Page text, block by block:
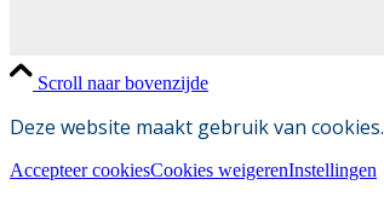
Scroll naar bovenzijde
Deze website maakt gebruik van cookies.
Accepteer cookiesCookies weigerenInstellingen